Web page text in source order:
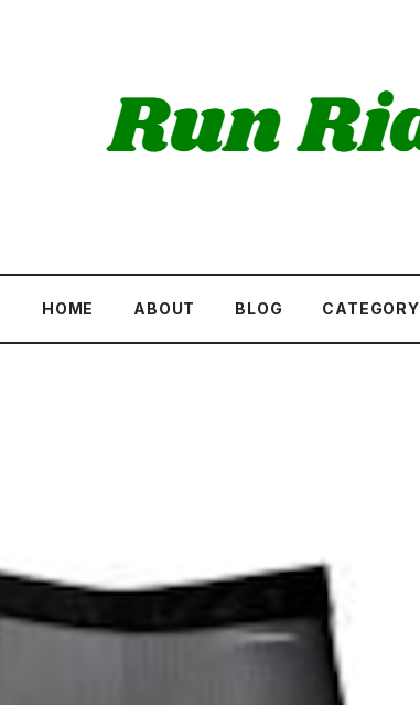
HOME ABOUT BLOG CATEGORY